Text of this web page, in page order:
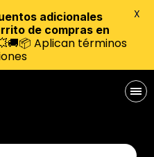
adicionales
de compras en
Aplican términos
X